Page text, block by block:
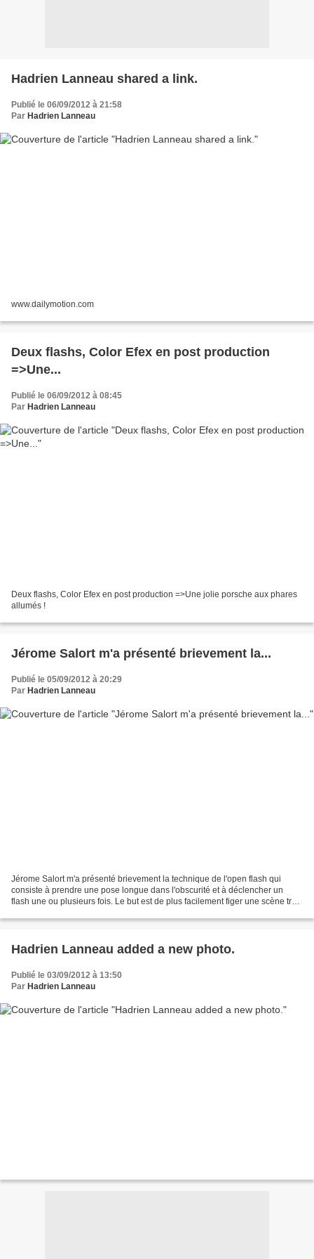
Hadrien Lanneau shared a link.
Publié le 06/09/2012 à 21:58
Par Hadrien Lanneau
www.dailymotion.com
Deux flashs, Color Efex en post production
=>Une...
Publié le 06/09/2012 à 08:45
Par Hadrien Lanneau
Deux flashs, Color Efex en post production =>Une jolie porsche aux phares
allumés !
Jérome Salort m'a présenté brievement la...
Publié le 05/09/2012 à 20:29
Par Hadrien Lanneau
Jérome Salort m'a présenté brievement la technique de l'open flash qui
consiste à prendre une pose longue dans l'obscurité et à déclencher un
flash une ou plusieurs fois. Le but est de plus facilement figer une scène très
Hadrien Lanneau added a new photo.
Publié le 03/09/2012 à 13:50
Par Hadrien Lanneau